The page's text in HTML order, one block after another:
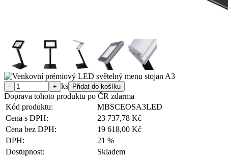
ks
Doprava tohoto produktu po ČR zdarma
Kód produktu:
MBSCEOSA3LED
Cena s DPH:
23 737,78 Kč
Cena bez DPH:
19 618,00 Kč
DPH:
21 %
Dostupnost:
Skladem